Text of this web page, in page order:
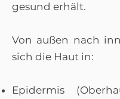
gesund erhält.
Von außen nach
sich die Haut in:
Epidermis